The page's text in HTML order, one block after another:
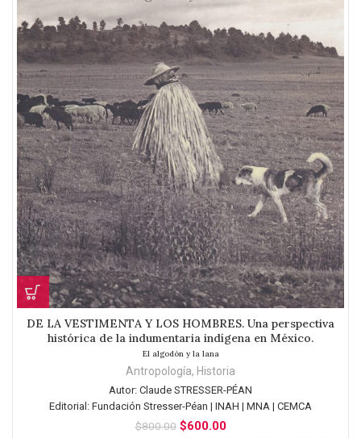
DE LA VESTIMENTA Y LOS HOMBRES. Una perspectiva
histórica de la indumentaria indígena en México.
El algodón y la lana
Antropología, Historia
Autor: Claude STRESSER-PÉAN
Editorial: Fundación Stresser-Péan | INAH | MNA | CEMCA
$800.00 $600.00